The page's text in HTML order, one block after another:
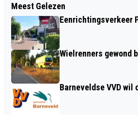
TIES PETERSEN HEEFT DE
LOKALE RONDE VAN DE
VOORLEESWEDSTRIJD
BIBLIOTHEEK BARNEVELD
Meest Gelezen
Eenrichtingsverkeer
Wielrenners gewond
Barneveldse VVD